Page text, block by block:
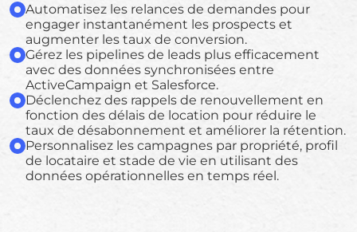
Automatisez les relances de demandes pour
engager instantanément les prospects et
augmenter les taux de conversion.
Gérez les pipelines de leads plus efficacement
avec des données synchronisées entre
ActiveCampaign et Salesforce.
Déclenchez des rappels de renouvellement en
fonction des délais de location pour réduire le
taux de désabonnement et améliorer la rétention.
Personnalisez les campagnes par propriété, profil
de locataire et stade de vie en utilisant des
données opérationnelles en temps réel.